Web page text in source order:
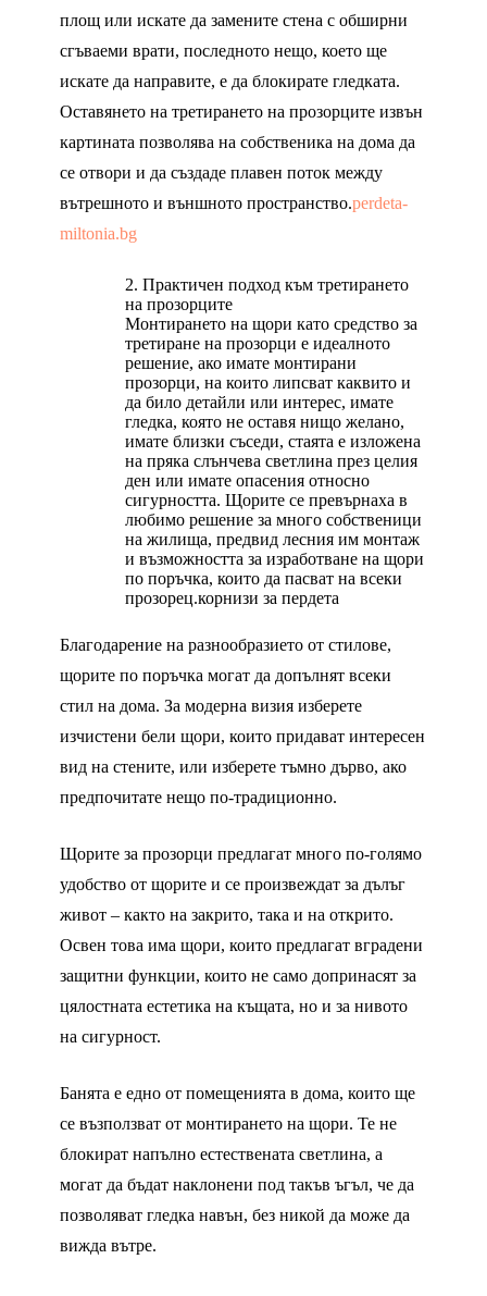
площ или искате да замените стена с обширни
сгъваеми врати, последното нещо, което ще
искате да направите, е да блокирате гледката.
Оставянето на третирането на прозорците извън
картината позволява на собственика на дома да
се отвори и да създаде плавен поток между
вътрешното и външното пространство.perdeta-
miltonia.bg
Практичен подход към третирането
на прозорците
Монтирането на щори като средство за
третиране на прозорци е идеалното
решение, ако имате монтирани
прозорци, на които липсват каквито и
да било детайли или интерес, имате
гледка, която не оставя нищо желано,
имате близки съседи, стаята е изложена
на пряка слънчева светлина през целия
ден или имате опасения относно
сигурността. Щорите се превърнаха в
любимо решение за много собственици
на жилища, предвид лесния им монтаж
и възможността за изработване на щори
по поръчка, които да пасват на всеки
прозорец.корнизи за пердета
Благодарение на разнообразието от стилове,
щорите по поръчка могат да допълнят всеки
стил на дома. За модерна визия изберете
изчистени бели щори, които придават интересен
вид на стените, или изберете тъмно дърво, ако
предпочитате нещо по-традиционно.
Щорите за прозорци предлагат много по-голямо
удобство от щорите и се произвеждат за дълъг
живот – както на закрито, така и на открито.
Освен това има щори, които предлагат вградени
защитни функции, които не само допринасят за
цялостната естетика на къщата, но и за нивото
на сигурност.
Банята е едно от помещенията в дома, които ще
се възползват от монтирането на щори. Те не
блокират напълно естествената светлина, а
могат да бъдат наклонени под такъв ъгъл, че да
позволяват гледка навън, без никой да може да
вижда вътре.